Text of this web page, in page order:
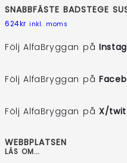
SNABBFÄSTE BADSTEGE
624kr inkl. moms
Följ AlfaBryggan på
Följ AlfaBryggan på
Följ AlfaBryggan på X/
WEBBPLATSEN
LÄS OM...